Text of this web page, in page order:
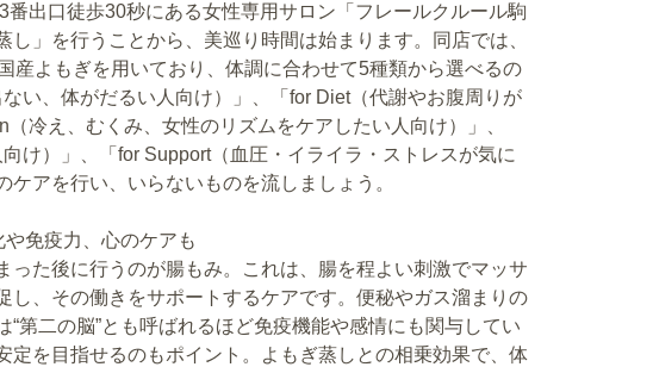
出口徒歩30秒にある女性専用サロン「フレールクルール駒
」を行うことから、美巡り時間は始まります。同店では、
産よもぎを用いており、体調に合わせて5種類から選べるの
い、体がだるい人向け）」、「for Diet（代謝やお腹周りが
冷え、むくみ、女性のリズムをケアしたい人向け）」、
け）」、「for Support（血圧・イライラ・ストレスが気に
アを行い、いらないものを流しましょう。
免疫力、心のケアも
った後に行うのが腸もみ。これは、腸を程よい刺激でマッサ
し、その働きをサポートするケアです。便秘やガス溜まりの
第二の脳”とも呼ばれるほど免疫機能や感情にも関与してい
定を目指せるのもポイント。よもぎ蒸しとの相乗効果で、体